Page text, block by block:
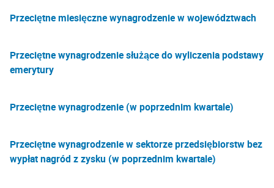
Przeciętne miesięczne wynagrodzenie w województwach
Przeciętne wynagrodzenie służące do wyliczenia podstawy
emerytury
Przeciętne wynagrodzenie (w poprzednim kwartale)
Przeciętne wynagrodzenie w sektorze przedsiębiorstw bez
wypłat nagród z zysku (w poprzednim kwartale)